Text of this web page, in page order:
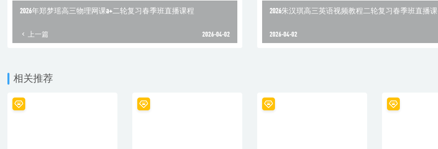
2026年郑梦瑶高三物理网课a+二轮复习春季班直播课程
上一篇 2026-04-02
2026朱汉琪高三英语视频教程二轮复习春季班直播课
2026-04-02
相关推荐